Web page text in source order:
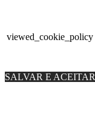
viewed_cookie_policy
SALVAR E ACEITAR